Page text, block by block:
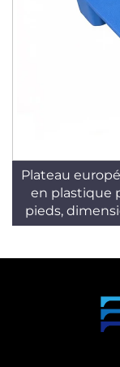
Plateau
en plastique
pieds,
face,